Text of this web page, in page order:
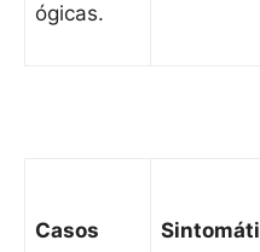
ógicas.
Casos
Sintomáti